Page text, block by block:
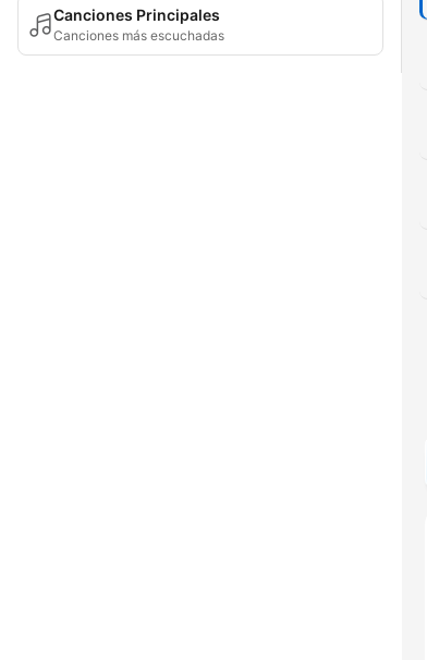
Canciones Principales
Canciones más escuchadas